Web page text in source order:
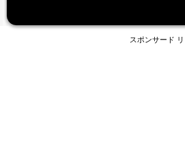
スポンサード リ